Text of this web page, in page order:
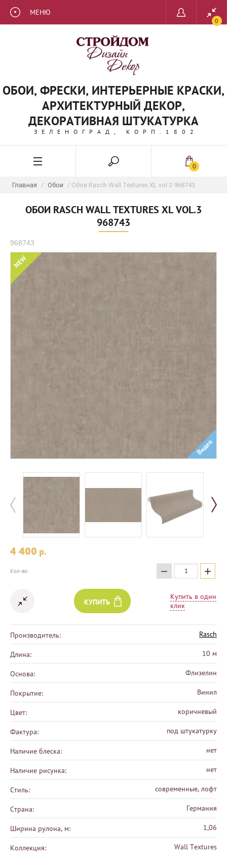
МЕНЮ
0
ОБОИ, ФРЕСКИ, ИНТЕРЬЕРНЫЕ КРАСКИ,
АРХИТЕКТУРНЫЙ ДЕКОР,
ДЕКОРАТИВНАЯ ШТУКАТУРКА
ЗЕЛЕНОГРАД, КОРП.1802
0
Главная / Обои / Обои Rasch Wall Textures XL vol.3 968743
ОБОИ RASCH WALL TEXTURES XL VOL.3
968743
968743
NEW
Видео
4 400 p.
Кол-во: − +
КУПИТЬ
Купить в один
клик
Производитель: Rasch
Длина: 10 м
Основа: Флизелин
Покрытие: Винил
Цвет: коричневый
Фактура: под штукатурку
Наличие блеска: нет
Наличие рисунка: нет
Стиль: современные, лофт
Страна: Германия
Ширина рулона, м: 1,06
Коллекция: Wall Textures